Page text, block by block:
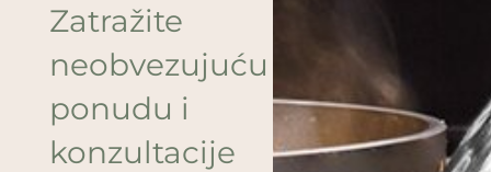
Zatražite
neobvezujuću
ponudu i
konzultacije